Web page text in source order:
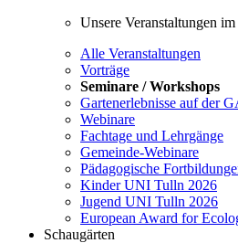
Unsere Veranstaltungen
Alle Veranstaltungen
Vorträge
Seminare / Workshops
Gartenerlebnisse auf der
Webinare
Fachtage und Lehrgänge
Gemeinde-Webinare
Pädagogische
Kinder UNI Tulln 2026
Jugend UNI Tulln 2026
European Award for
Schaugärten